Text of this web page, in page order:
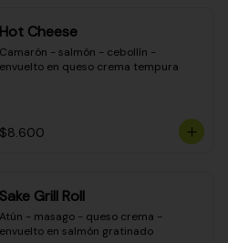
Hot Cheese
Camarón - salmón - cebollín -
envuelto en queso crema tempura
$8.600
Sake Grill Roll
Atún - masago - queso crema -
envuelto en salmón gratinado